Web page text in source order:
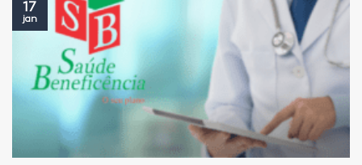
17
jan